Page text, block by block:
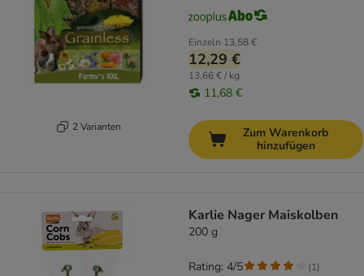
2 Varianten
Einzeln 13,58 €
12,29 €
13,66 € / kg
11,68 €
Zum Warenkorb
hinzufügen
Karlie Nager Maiskolben
200 g
Rating: 4/5 (1)